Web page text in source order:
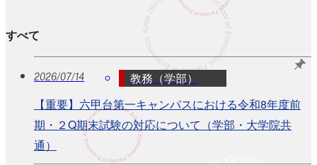
すべて
2026/07/14
教務（学部）
【重要】六甲台第一キャンパスにおける令和8年度前
期・２Q期末試験の対応について（学部・大学院共
通）